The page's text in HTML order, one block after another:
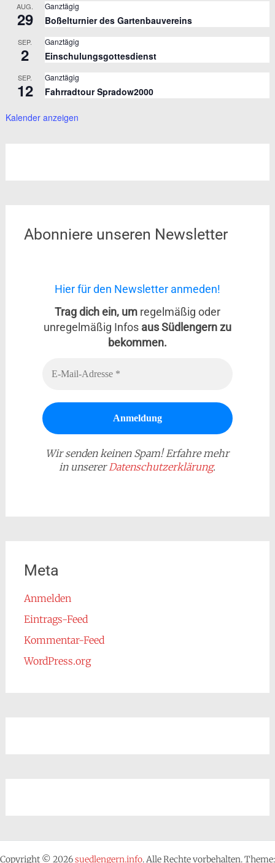
AUG.
29
Ganztägig
Boßelturnier des Gartenbauvereins
SEP.
2
Ganztägig
Einschulungsgottesdienst
SEP.
12
Ganztägig
Fahrradtour Spradow2000
Kalender anzeigen
Abonniere unseren Newsletter
Hier für den Newsletter anmeden!
Trag dich ein, um regelmäßig oder
unregelmäßig Infos aus Südlengern zu
bekommen.
Wir senden keinen Spam! Erfahre mehr
in unsererDatenschutzerklärung.
Meta
Anmelden
Eintrags-Feed
Kommentar-Feed
WordPress.org
Copyright © 2026suedlengern.info. Alle Rechte vorbehalten. Theme: